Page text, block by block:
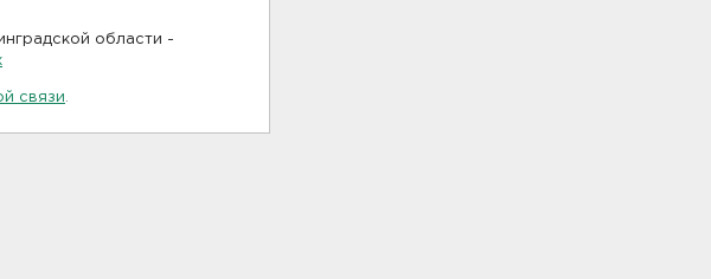
области -
связи